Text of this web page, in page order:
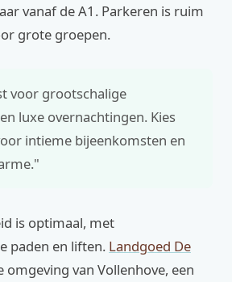
vanaf de A1. Parkeren is ruim
grote groepen.
voor grootschalige
luxe overnachtingen. Kies
intieme bijeenkomsten en
is optimaal, met
paden en liften. Landgoed De
van Vollenhove, een